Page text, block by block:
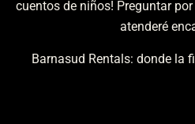
cuentos de niños! Preguntar
atenderé
Barnasud Rentals: donde la